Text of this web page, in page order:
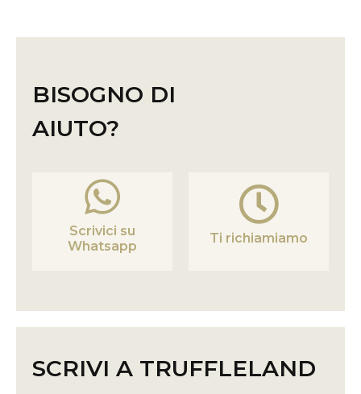
BISOGNO DI
AIUTO?
Scrivici su
Whatsapp
Ti richiamiamo
SCRIVI A TRUFFLELAND